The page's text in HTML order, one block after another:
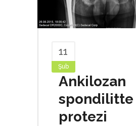
11
Şub
Ankilozan
spondilitte
protezi